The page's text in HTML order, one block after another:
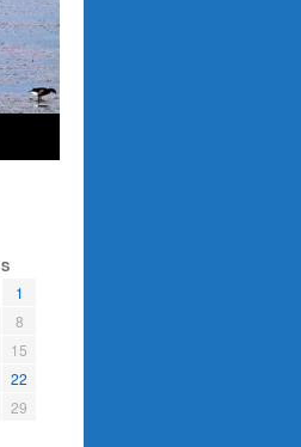
S
1
8
15
22
29